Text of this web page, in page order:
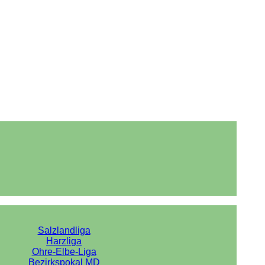
Salzlandliga
Harzliga
Ohre-Elbe-Liga
Bezirkspokal MD